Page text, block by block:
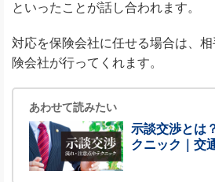
といったことが話し合われます。
対応を保険会社に任せる場合は、
険会社が行ってくれます。
あわせて読みたい
示談交渉とは
クニック｜交